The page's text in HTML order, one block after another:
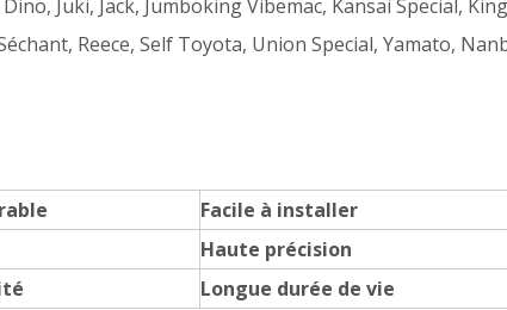
Juki, Jack, Jumboking Vibemac, Kansai Special,
Reece, Self Toyota, Union Special, Yamato,
Facile à installer
Haute précision
Longue durée de vie